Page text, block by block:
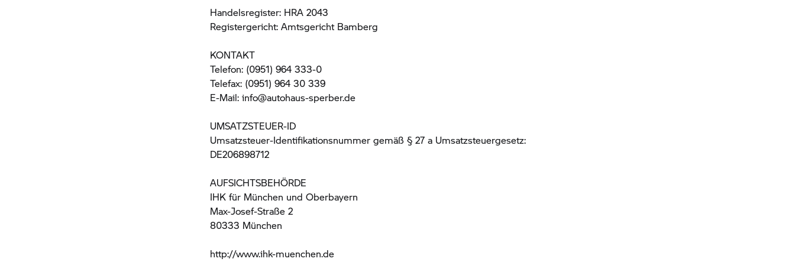
Handelsregister: HRA 2043
Registergericht: Amtsgericht Bamberg
KONTAKT
Telefon: (0951) 964 333-0
Telefax: (0951) 964 30 339
E-Mail: info@autohaus-sperber.de
UMSATZSTEUER-ID
Umsatzsteuer-Identifikationsnummer gemäß § 27 a Umsatzsteuergesetz:
DE206898712
AUFSICHTSBEHÖRDE
IHK für München und Oberbayern
Max-Josef-Straße 2
80333 München
http://www.ihk-muenchen.de